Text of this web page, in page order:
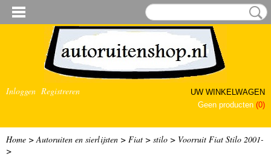
Inloggen Registreren
UW WINKELWAGEN
Geen producten (0)
Home >Autoruiten en sierlijsten > Fiat > stilo > Voorruit Fiat Stilo 2001-
>